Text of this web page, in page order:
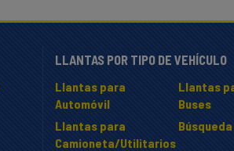
LLANTAS POR TIPO DE VEHÍCULO
Llantas para
Automóvil
Llantas para
Camioneta/Utilitarios
Llantas
Buses